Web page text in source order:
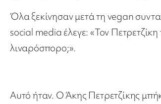
Όλα ξεκίνησαν μετά τη vegan
social media έλεγε: «Τον
λιναρόσπορο;».
Αυτό ήταν. Ο Άκης Πετρετζίκης